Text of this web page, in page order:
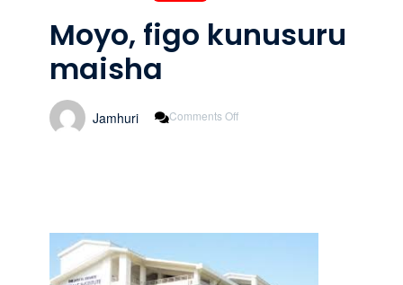
Moyo, figo kunusuru
maisha
Jamhuri Comments Off